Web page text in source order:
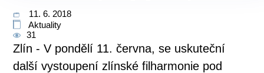
11. 6. 2018
Aktuality
31
Zlín - V pondělí 11. června, se uskuteční
další vystoupení zlínské filharmonie pod